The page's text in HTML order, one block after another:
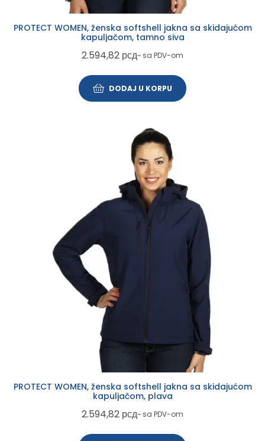
PROTECT WOMEN, ženska softshell jakna sa skidajućom
kapuljačom, tamno siva
2.594,82 рсд~ sa PDV-om
DODAJ U KORPU
PROTECT WOMEN, ženska softshell jakna sa skidajućom
kapuljačom, plava
2.594,82 рсд~ sa PDV-om